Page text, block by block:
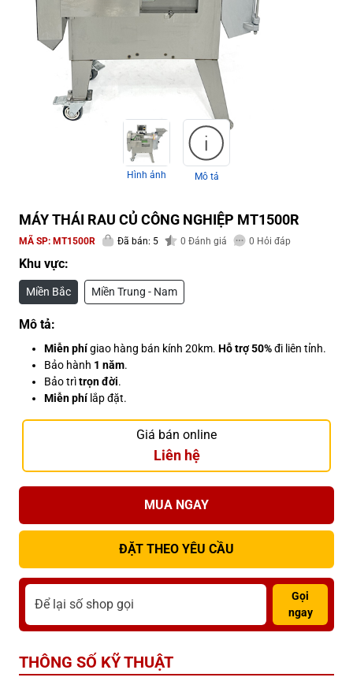
Hình ảnh Mô tả
MÁY THÁI RAU CỦ CÔNG NGHIỆP MT1500R
MÃ SP: MT1500R Đã bán: 5 0 Đánh giá 0 Hỏi đáp
Khu vực:
Miền Bắc Miền Trung - Nam
Mô tả:
Miễn phígiao hàng bán kính 20km. Hỗ trợ 50%đi liên tỉnh.
Bảo hành 1 năm.
Bảo trìtrọn đời.
Miễn phílắp đặt.
Giá bán online
Liên hệ
MUA NGAY
ĐẶT THEO YÊU CẦU
Gọi
ngay
THÔNG SỐ KỸ THUẬT